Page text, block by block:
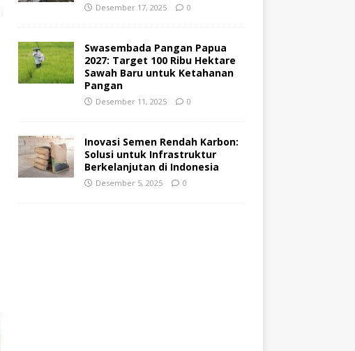
Desember 17, 2025 0
Swasembada Pangan Papua
2027: Target 100 Ribu Hektare
Sawah Baru untuk Ketahanan
Pangan
Desember 11, 2025 0
Inovasi Semen Rendah Karbon:
Solusi untuk Infrastruktur
Berkelanjutan di Indonesia
Desember 5, 2025 0